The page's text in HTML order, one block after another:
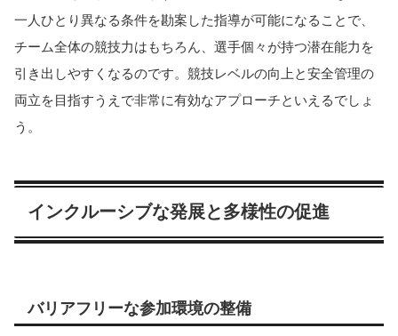
一人ひとり異なる条件を勘案した指導が可能になることで、
チーム全体の競技力はもちろん、選手個々が持つ潜在能力を
引き出しやすくなるのです。競技レベルの向上と安全管理の
両立を目指すうえで非常に有効なアプローチといえるでしょ
う。
インクルーシブな発展と多様性の促進
バリアフリーな参加環境の整備